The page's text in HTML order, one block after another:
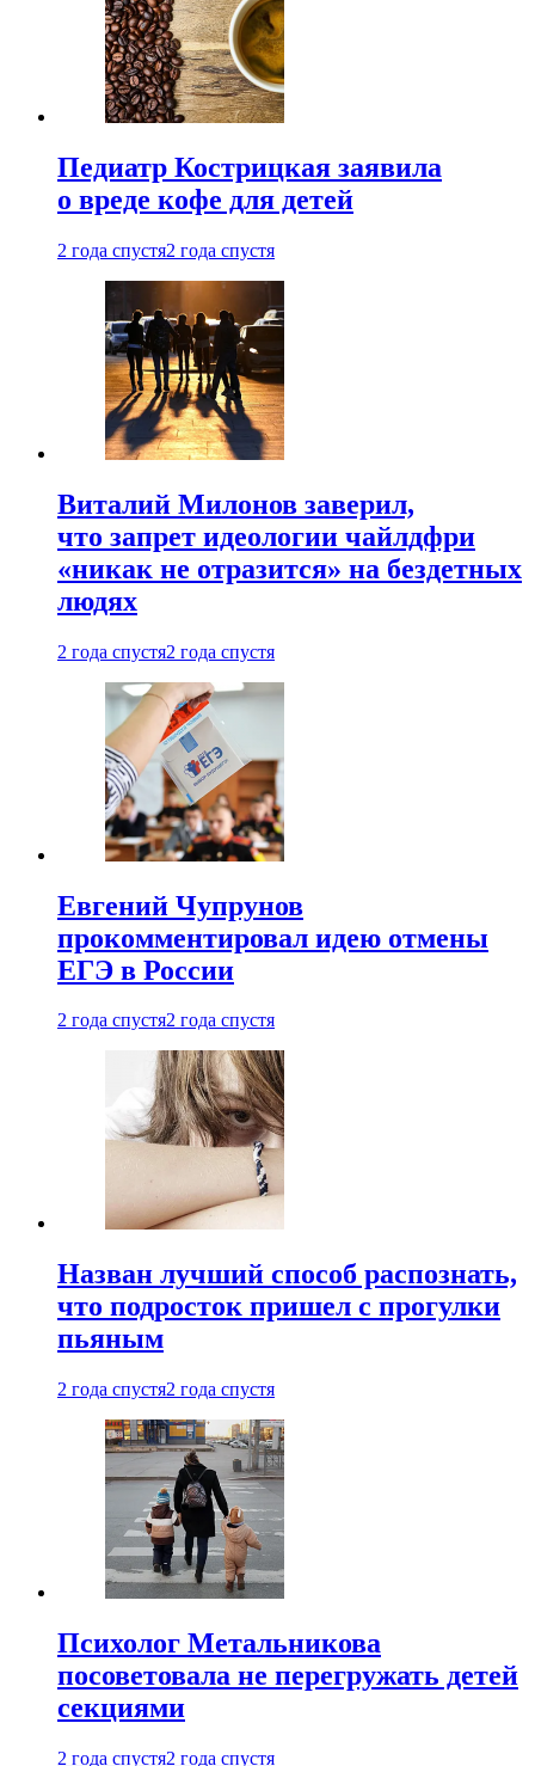
Педиатр Кострицкая заявила
о вреде кофе для детей
2 года спустя2 года спустя
Виталий Милонов заверил,
что запрет идеологии чайлдфри
«никак не отразится» на бездетных
людях
2 года спустя2 года спустя
Евгений Чупрунов
прокомментировал идею отмены
ЕГЭ в России
2 года спустя2 года спустя
Назван лучший способ распознать,
что подросток пришел с прогулки
пьяным
2 года спустя2 года спустя
Психолог Метальникова
посоветовала не перегружать детей
секциями
2 года спустя2 года спустя